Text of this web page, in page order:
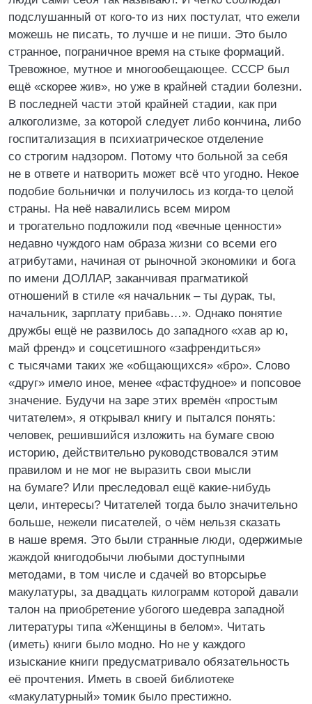
подслушанный от кого-то из них постулат, что ежели
можешь не писать, то лучше и не пиши. Это было
странное, пограничное время на стыке формаций.
Тревожное, мутное и многообещающее. СССР был
ещё «скорее жив», но уже в крайней стадии болезни.
В последней части этой крайней стадии, как при
алкоголизме, за которой следует либо кончина, либо
госпитализация в психиатрическое отделение
со строгим надзором. Потому что больной за себя
не в ответе и натворить может всё что угодно. Некое
подобие больнички и получилось из когда-то целой
страны. На неё навалились всем миром
и трогательно подложили под «вечные ценности»
недавно чуждого нам образа жизни со всеми его
атрибутами, начиная от рыночной экономики и бога
по имени ДОЛЛАР, заканчивая прагматикой
отношений в стиле «я начальник – ты дурак, ты,
начальник, зарплату прибавь…». Однако понятие
дружбы ещё не развилось до западного «хав ар ю,
май френд» и соцсетишного «зафрендиться»
с тысячами таких же «общающихся» «бро». Слово
«друг» имело иное, менее «фастфудное» и попсовое
значение. Будучи на заре этих времён «простым
читателем», я открывал книгу и пытался понять:
человек, решившийся изложить на бумаге свою
историю, действительно руководствовался этим
правилом и не мог не выразить свои мысли
на бумаге? Или преследовал ещё какие-нибудь
цели, интересы? Читателей тогда было значительно
больше, нежели писателей, о чём нельзя сказать
в наше время. Это были странные люди, одержимые
жаждой книгодобычи любыми доступными
методами, в том числе и сдачей во вторсырье
макулатуры, за двадцать килограмм которой давали
талон на приобретение убогого шедевра западной
литературы типа «Женщины в белом». Читать
(иметь) книги было модно. Но не у каждого
изыскание книги предусматривало обязательность
её прочтения. Иметь в своей библиотеке
«макулатурный» томик было престижно.